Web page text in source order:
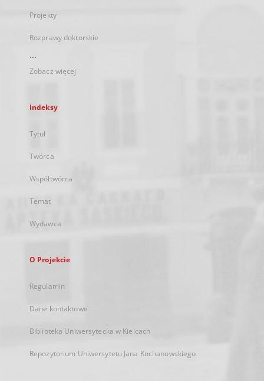
Projekty
Rozprawy doktorskie
...
Zobacz więcej
Indeksy
Tytuł
Twórca
Współtwórca
Temat
Wydawca
O Projekcie
Regulamin
Dane kontaktowe
Biblioteka Uniwersytecka w Kielcach
Repozytorium Uniwersytetu Jana Kochanowskiego